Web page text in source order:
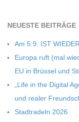
I
D
T
-
NEU­ESTE BEITRÄGE
Am 5.9. IST
Europa ruft (mal
EU in Brüs­sel und
„Life in the Digi­tal
und rea­ler
Stadt­ra­deln 2026